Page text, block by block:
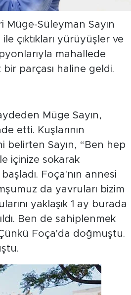
Süleyman Sayın
çıktıkları yürüyüşler ve
mahallede
parçası haline geldi.
Müge Sayın,
etti. Kuşlarının
belirten Sayın, “Ben hep
içinize sokarak
Foça'nın annesi
da yavruları bizim
yaklaşık 1 ay burada
Ben de sahiplenmek
Foça'da doğmuştu.